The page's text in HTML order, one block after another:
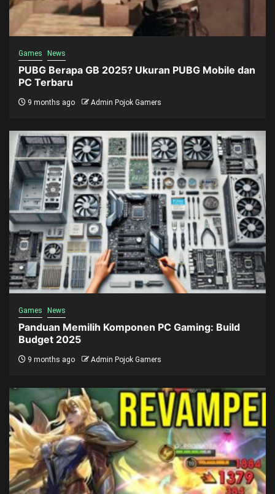
Games News
PUBG Berapa GB 2025? Ukuran PUBG Mobile dan
PC Terbaru
9 months ago Admin Pojok Gamers
Games News
Panduan Memilih Komponen PC Gaming: Build
Budget 2025
9 months ago Admin Pojok Gamers